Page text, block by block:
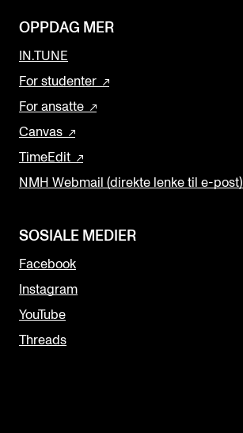
OPPDAG MER
IN.TUNE
For studenter
For ansatte
Canvas
TimeEdit
NMH Webmail (direkte lenke til e-post)
SOSIALE MEDIER
Facebook
Instagram
YouTube
Threads